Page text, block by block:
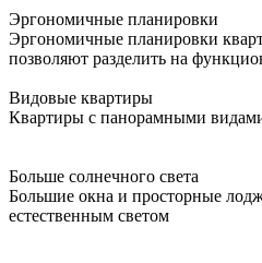
Эргономичные планировки
Эргономичные планировки
позволяют разделить на
Видовые квартиры
Квартиры с панорамными
Больше солнечного света
Большие окна и просторные
естественным светом